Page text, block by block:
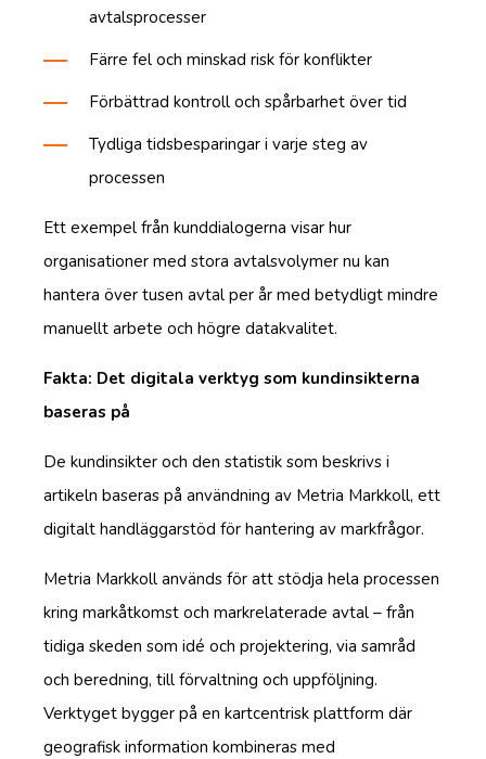
avtalsprocesser
Färre fel och minskad risk för konflikter
Förbättrad kontroll och spårbarhet över tid
Tydliga tidsbesparingar i varje steg av
processen
Ett exempel från kunddialogerna visar hur
organisationer med stora avtalsvolymer nu kan
hantera över tusen avtal per år med betydligt mindre
manuellt arbete och högre datakvalitet.
Fakta: Det digitala verktyg som kundinsikterna
baseras på
De kundinsikter och den statistik som beskrivs i
artikeln baseras på användning av Metria Markkoll, ett
digitalt handläggarstöd för hantering av markfrågor.
Metria Markkoll används för att stödja hela processen
kring markåtkomst och markrelaterade avtal – från
tidiga skeden som idé och projektering, via samråd
och beredning, till förvaltning och uppföljning.
Verktyget bygger på en kartcentrisk plattform där
geografisk information kombineras med